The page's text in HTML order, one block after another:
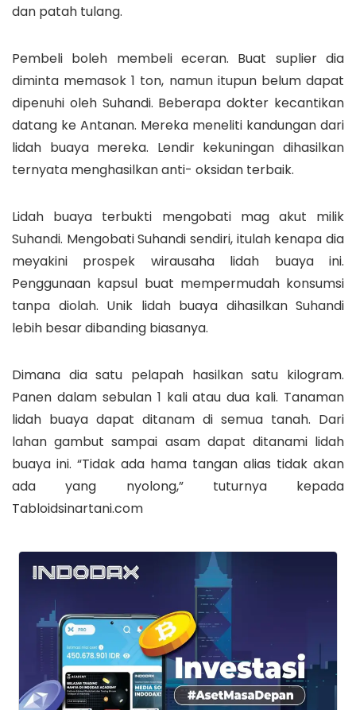
dan patah tulang.
Pembeli boleh membeli eceran. Buat suplier dia
diminta memasok 1 ton, namun itupun belum dapat
dipenuhi oleh Suhandi. Beberapa dokter kecantikan
datang ke Antanan. Mereka meneliti kandungan dari
lidah buaya mereka. Lendir kekuningan dihasilkan
ternyata menghasilkan anti- oksidan terbaik.
Lidah buaya terbukti mengobati mag akut milik
Suhandi. Mengobati Suhandi sendiri, itulah kenapa dia
meyakini prospek wirausaha lidah buaya ini.
Penggunaan kapsul buat mempermudah konsumsi
tanpa diolah. Unik lidah buaya dihasilkan Suhandi
lebih besar dibanding biasanya.
Dimana dia satu pelapah hasilkan satu kilogram.
Panen dalam sebulan 1 kali atau dua kali. Tanaman
lidah buaya dapat ditanam di semua tanah. Dari
lahan gambut sampai asam dapat ditanami lidah
buaya ini. “Tidak ada hama tangan alias tidak akan
ada yang nyolong,” tuturnya kepada
Tabloidsinartani.com